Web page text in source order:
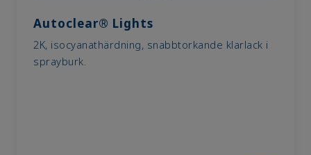
Autoclear® Lights
2K, isocyanathärdning, snabbtorkande klarlack i
sprayburk.